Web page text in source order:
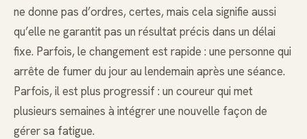
ne donne pas d’ordres, certes, mais cela signifie aussi
qu’elle ne garantit pas un résultat précis dans un délai
fixe. Parfois, le changement est rapide : une personne qui
arrête de fumer du jour au lendemain après une séance.
Parfois, il est plus progressif : un coureur qui met
plusieurs semaines à intégrer une nouvelle façon de
gérer sa fatigue.